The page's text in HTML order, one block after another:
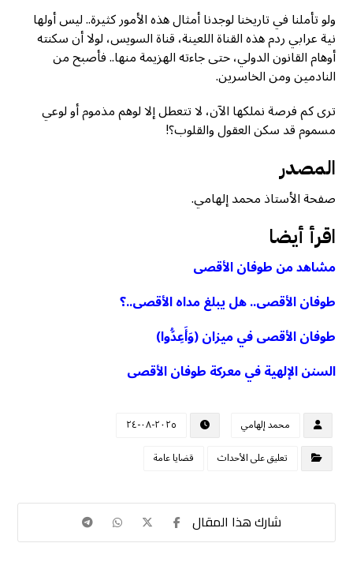
ولو تأملنا في تاريخنا لوجدنا أمثال هذه الأمور كثيرة.. ليس أولها
نية عرابي ردم هذه القناة اللعينة، قناة السويس، لولا أن سكنته
أوهام القانون الدولي، حتى جاءته الهزيمة منها.. فأصبح من
النادمين ومن الخاسرين.
ترى كم فرصة نملكها الآن، لا تتعطل إلا لوهم مذموم أو لوعي
مسموم قد سكن العقول والقلوب؟!
المصدر
صفحة الأستاذ محمد إلهامي.
اقرأ أيضا
مشاهد من طوفان الأقصى
طوفان الأقصى.. هل يبلغ مداه الأقصى..؟
طوفان الأقصى في ميزان (وَأَعِدُّوا)
السنن الإلهية في معركة طوفان الأقصى
محمد إلهامي
٢٠٢٥-٠٨-٢٤
تعليق على الأحداث
قضايا عامة